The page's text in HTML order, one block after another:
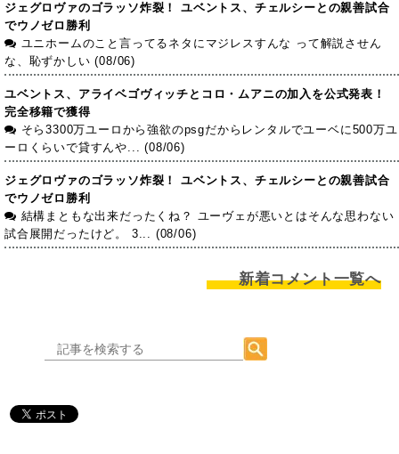
ジェグロヴァのゴラッソ炸裂！ ユベントス、チェルシーとの親善試合
でウノゼロ勝利
ユニホームのこと言ってるネタにマジレスすんな って解説させん
な、恥ずかしい (08/06)
ユベントス、アライベゴヴィッチとコロ・ムアニの加入を公式発表！
完全移籍で獲得
そら3300万ユーロから強欲のpsgだからレンタルでユーベに500万ユ
ーロくらいで貸すんや... (08/06)
ジェグロヴァのゴラッソ炸裂！ ユベントス、チェルシーとの親善試合
でウノゼロ勝利
結構まともな出来だったくね？ ユーヴェが悪いとはそんな思わない
試合展開だったけど。 3... (08/06)
新着コメント一覧へ